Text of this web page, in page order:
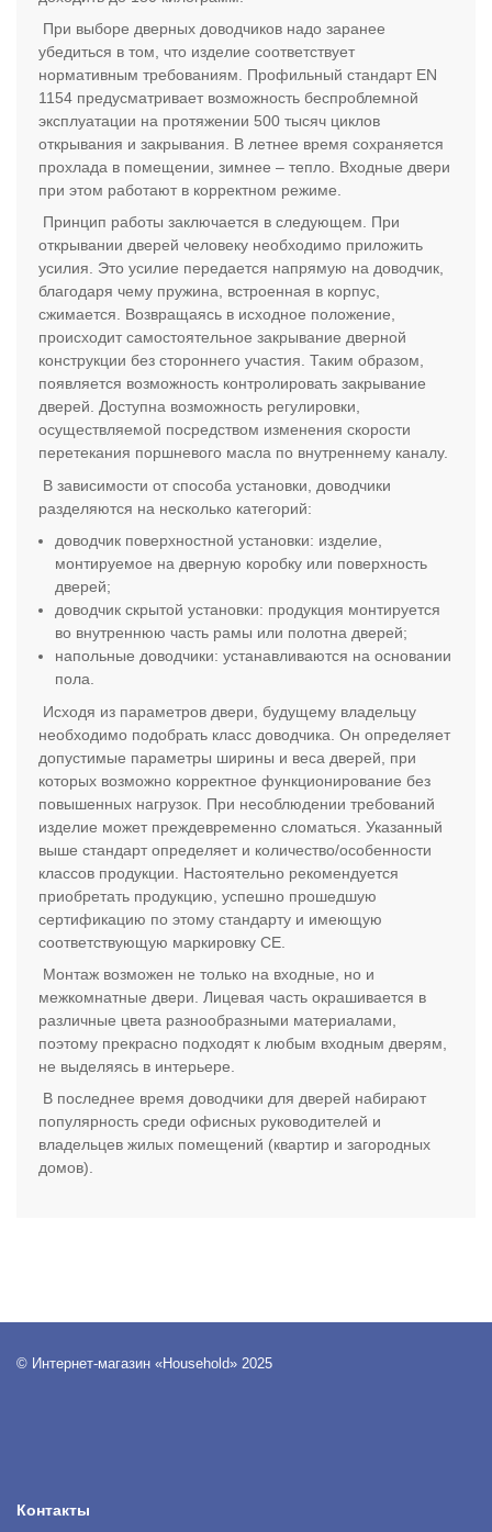
При выборе дверных доводчиков надо заранее
убедиться в том, что изделие соответствует
нормативным требованиям. Профильный стандарт EN
1154 предусматривает возможность беспроблемной
эксплуатации на протяжении 500 тысяч циклов
открывания и закрывания. В летнее время сохраняется
прохлада в помещении, зимнее – тепло. Входные двери
при этом работают в корректном режиме.
Принцип работы заключается в следующем. При
открывании дверей человеку необходимо приложить
усилия. Это усилие передается напрямую на доводчик,
благодаря чему пружина, встроенная в корпус,
сжимается. Возвращаясь в исходное положение,
происходит самостоятельное закрывание дверной
конструкции без стороннего участия. Таким образом,
появляется возможность контролировать закрывание
дверей. Доступна возможность регулировки,
осуществляемой посредством изменения скорости
перетекания поршневого масла по внутреннему каналу.
В зависимости от способа установки, доводчики
разделяются на несколько категорий:
доводчик поверхностной установки: изделие,
монтируемое на дверную коробку или поверхность
дверей;
доводчик скрытой установки: продукция монтируется
во внутреннюю часть рамы или полотна дверей;
напольные доводчики: устанавливаются на основании
пола.
Исходя из параметров двери, будущему владельцу
необходимо подобрать класс доводчика. Он определяет
допустимые параметры ширины и веса дверей, при
которых возможно корректное функционирование без
повышенных нагрузок. При несоблюдении требований
изделие может преждевременно сломаться. Указанный
выше стандарт определяет и количество/особенности
классов продукции. Настоятельно рекомендуется
приобретать продукцию, успешно прошедшую
сертификацию по этому стандарту и имеющую
соответствующую маркировку СЕ.
Монтаж возможен не только на входные, но и
межкомнатные двери. Лицевая часть окрашивается в
различные цвета разнообразными материалами,
поэтому прекрасно подходят к любым входным дверям,
не выделяясь в интерьере.
В последнее время доводчики для дверей набирают
популярность среди офисных руководителей и
владельцев жилых помещений (квартир и загородных
домов).
© Интернет-магазин «Household» 2025
Контакты